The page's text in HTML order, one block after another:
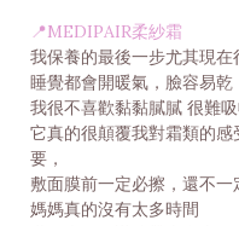
📍MEDIPAIR柔紗霜
我保養的最後一步尤其現在
睡覺都會開暖氣，臉容易
我很不喜歡黏黏膩膩 很難吸
它真的很顛覆我對霜類的
要，
敷面膜前一定必擦，還不一
媽媽真的沒有太多時間